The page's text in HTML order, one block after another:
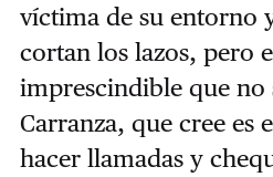
víctima de su entorno
cortan los lazos, pero
imprescindible que no
Carranza, que cree es
hacer llamadas y